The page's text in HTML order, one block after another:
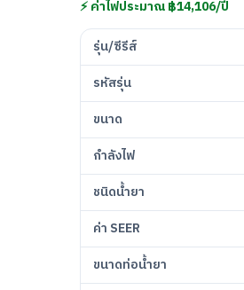
⚡ ค่าไฟประมาณ ฿14,106/ปี
รุ่น/ซีรีส์
รหัสรุ่น
ขนาด
กำลังไฟ
ชนิดน้ำยา
ค่า SEER
ขนาดท่อน้ำยา